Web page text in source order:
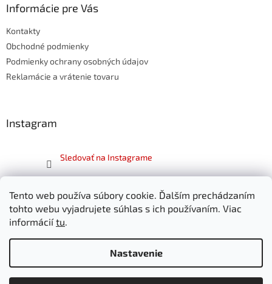
Tento web používa súbory cookie. Ďalším prechádzaním
tohto webu vyjadrujete súhlas s ich používaním. Viac
informáciítu.
Nastavenie
Informácie pre Vás
Kontakty
Obchodné podmienky
Podmienky ochrany osobných údajov
Reklamácie a vrátenie tovaru
Instagram
Sledovať na Instagrame
Facebook
Vytvoril Shoptet